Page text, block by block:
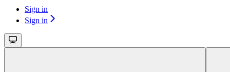
Sign in
Sign in